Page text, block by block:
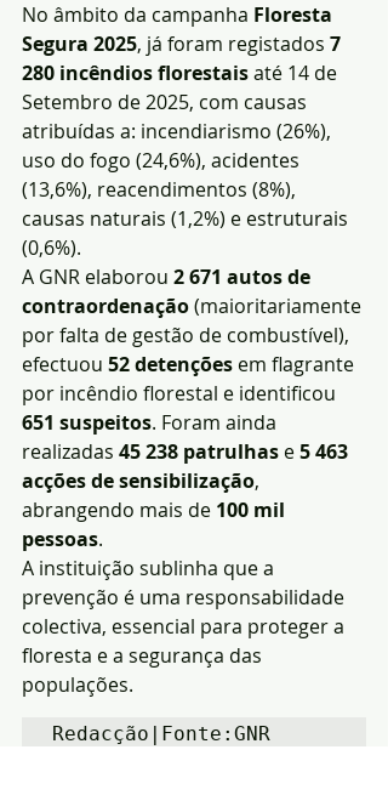
No âmbito da campanha Floresta
Segura 2025, já foram registados 7
280 incêndios florestais até 14 de
Setembro de 2025, com causas
atribuídas a: incendiarismo (26%),
uso do fogo (24,6%), acidentes
(13,6%), reacendimentos (8%),
causas naturais (1,2%) e estruturais
(0,6%).
A GNR elaborou 2 671 autos de
contraordenação (maioritariamente
por falta de gestão de combustível),
efectuou 52 detenções em flagrante
por incêndio florestal e identificou
651 suspeitos. Foram ainda
realizadas 45 238 patrulhas e 5 463
acções de sensibilização,
abrangendo mais de 100 mil
pessoas.
A instituição sublinha que a
prevenção é uma responsabilidade
colectiva, essencial para proteger a
floresta e a segurança das
populações.
Redacção|Fonte:GNR